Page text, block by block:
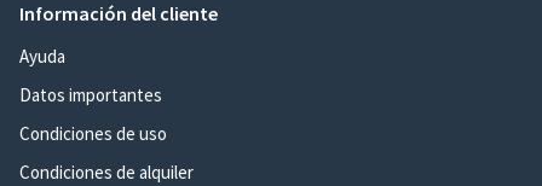
Información del cliente
Ayuda
Datos importantes
Condiciones de uso
Condiciones de alquiler